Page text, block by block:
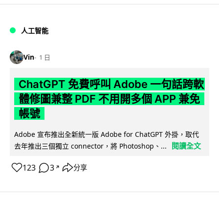
人工智能
Vin 1 日
ChatGPT 免費呼叫 Adobe 一句話跨軟
體修圖兼整 PDF 不用開多個 APP 兼免
帳號
Adobe 宣布推出全新統一版 Adobe for ChatGPT 外掛，取代
去年推出三個獨立 connector，將 Photoshop、...
閱讀全文
123 3 ↗ 分享